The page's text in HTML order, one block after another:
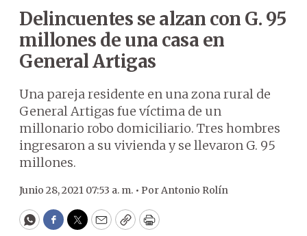
Delincuentes se alzan con G. 95
millones de una casa en
General Artigas
Una pareja residente en una zona rural de
General Artigas fue víctima de un
millonario robo domiciliario. Tres hombres
ingresaron a su vivienda y se llevaron G. 95
millones.
Junio 28, 2021 07:53 a. m. • PorAntonio Rolín
WhatsApp
Facebook
Twitter
EmailCopyPrint